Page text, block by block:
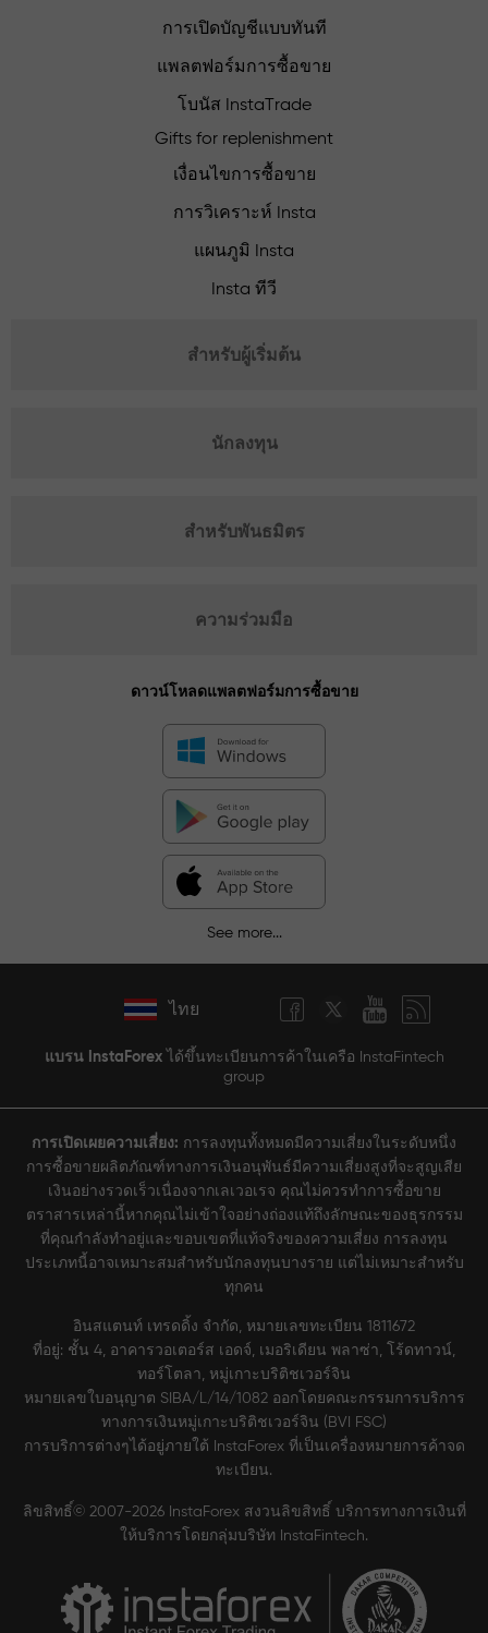
การเปิดบัญชีแบบทันที
แพลตฟอร์มการซื้อขาย
โบนัส InstaTrade
Gifts for replenishment
เงื่อนไขการซื้อขาย
การวิเคราะห์ Insta
แผนภูมิ Insta
Insta ทีวี
สำหรับผู้เริ่มต้น
นักลงทุน
สำหรับพันธมิตร
ความร่วมมือ
ดาวน์โหลดแพลตฟอร์มการซื้อขาย
See more...
ไทย
แบรน InstaForexได้ขึ้นทะเบียนการค้าในเครือ InstaFintech
group
การเปิดเผยความเสี่ยง: การลงทุนทั้งหมดมีความเสี่ยงในระดับหนึ่ง
การซื้อขายผลิตภัณฑ์ทางการเงินอนุพันธ์มีความเสี่ยงสูงที่จะสูญเสีย
เงินอย่างรวดเร็วเนื่องจากเลเวอเรจ คุณไม่ควรทำการซื้อขาย
ตราสารเหล่านี้หากคุณไม่เข้าใจอย่างถ่องแท้ถึงลักษณะของธุรกรรม
ที่คุณกำลังทำอยู่และขอบเขตที่แท้จริงของความเสี่ยง การลงทุน
ประเภทนี้อาจเหมาะสมสำหรับนักลงทุนบางราย แต่ไม่เหมาะสำหรับ
ทุกคน
อินสแตนท์ เทรดดิ้ง จำกัด, หมายเลขทะเบียน 1811672
ที่อยู่: ชั้น 4, อาคารวอเตอร์ส เอดจ์, เมอริเดียน พลาซ่า, โร้ดทาวน์,
ทอร์โตลา, หมู่เกาะบริติชเวอร์จิน
หมายเลขใบอนุญาต SIBA/L/14/1082 ออกโดยคณะกรรมการบริการ
ทางการเงินหมู่เกาะบริติชเวอร์จิน (BVI FSC)
การบริการต่างๆได้อยู่ภายใต้ InstaForex ที่เป็นเครื่องหมายการค้าจด
ทะเบียน.
ลิขสิทธิ์© 2007-2026 InstaForex สงวนลิขสิทธิ์ บริการทางการเงินที่
ให้บริการโดยกลุ่มบริษัท InstaFintech.